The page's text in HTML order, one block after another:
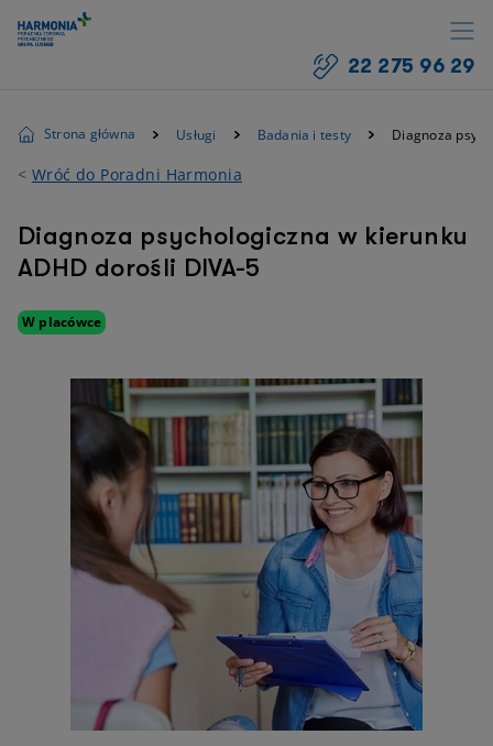
22 275 96 29
Strona główna Usługi Badania i testy Diagnoza
< Wróć do Poradni Harmonia
Diagnoza psychologiczna w kierunku
ADHD dorośli DIVA-5
W placówce